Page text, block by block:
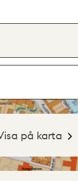
på karta